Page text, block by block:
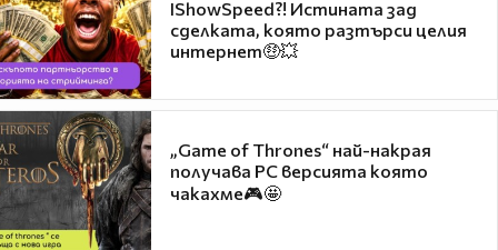
IShowSpeed?! Истината зад
сделката, която разтърси целия
интернет🤑💥
„Game of Thrones“ най-накрая
получава PC версията която
чакахме🎮🤩